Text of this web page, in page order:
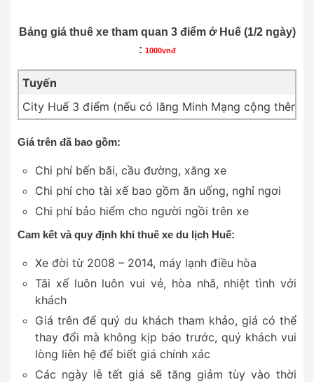
Bảng giá thuê xe tham quan 3 điểm ở Huế (1/2 ngày)
: 1000vnđ
Tuyến
City Huế 3 điểm (nếu có lăng Minh Mạng cộng thêm
Giá trên đã bao gồm:
Chi phí bến bãi, cầu đường, xăng xe
Chi phí cho tài xế bao gồm ăn uống, nghỉ ngơi
Chi phí bảo hiểm cho người ngồi trên xe
Cam kết và quy định khi thuê xe du lịch Huế:
Xe đời từ 2008 – 2014, máy lạnh điều hòa
Tãi xế luôn luôn vui vẻ, hòa nhã, nhiệt tình với
khách
Giá trên để quý du khách tham khảo, giá có thể
thay đổi mà không kịp báo trước, quý khách vui
lòng liên hệ để biết giá chính xác
Các ngày lễ tết giá sẽ tăng giảm tùy vào thời